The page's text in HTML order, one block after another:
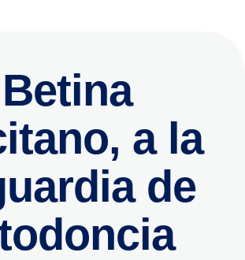
a la
de